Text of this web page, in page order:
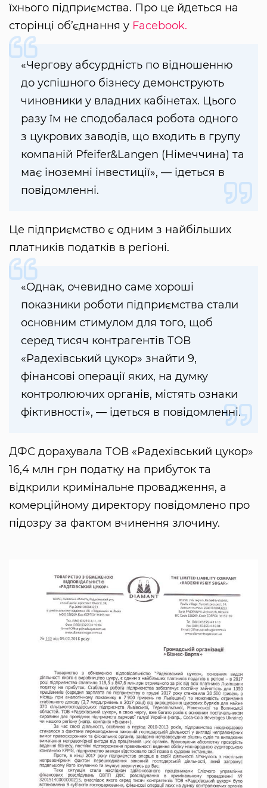
їхнього підприємства. Про це йдеться на
сторінці об’єднання у Facebook.
«Чергову абсурдність по відношенню
до успішного бізнесу демонструють
чиновники у владних кабінетах. Цього
разу їм не сподобалася робота одного
з цукрових заводів, що входить в групу
компаній Pfeifer&Langen (Німеччина) та
має іноземні інвестиції», — ідеться в
повідомленні.
Це підприємство є одним з найбільших
платників податків в регіоні.
«Однак, очевидно саме хороші
показники роботи підприємства стали
основним стимулом для того, щоб
серед тисяч контрагентів ТОВ
«Радехівський цукор» знайти 9,
фінансові операції яких, на думку
контролюючих органів, містять ознаки
фіктивності», — ідеться в повідомленні.
ДФС дорахувала ТОВ «Радехівський цукор»
16,4 млн грн податку на прибуток та
відкрили кримінальне провадження, а
комерційному директору повідомлено про
підозру за фактом вчинення злочину.